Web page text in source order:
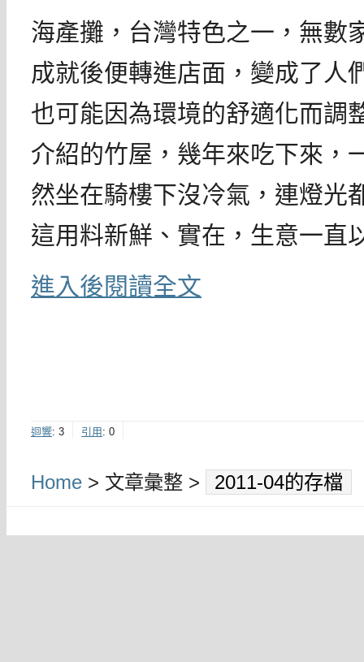
海產攤，台灣特色之一，無數
成就後便轉進店面，變成了人
也可能因為環境的舒適化而調
介紹的竹屋，幾年來吃下來，
然坐在騎樓下沒冷氣，連燈光
這用料新鮮、實在，生意一直
進入後閱讀全文
迴響: 3 引用 : 0
Home > 文章彙整 > 2011-04的存檔